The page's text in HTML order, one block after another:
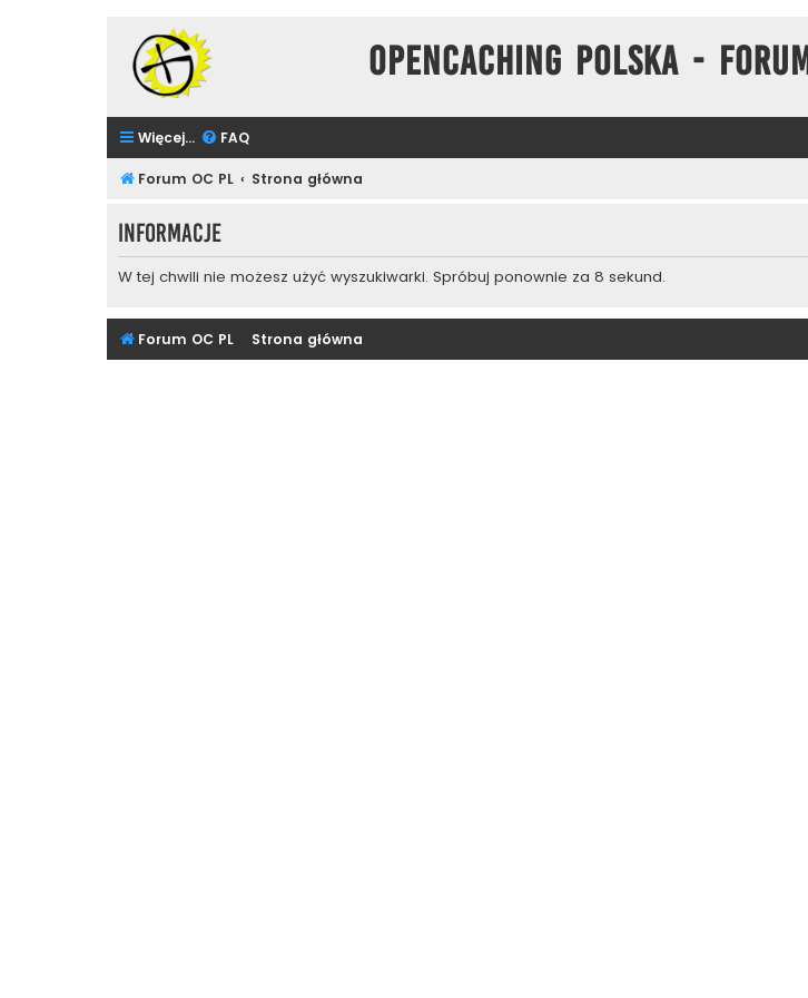
Opencaching Polska - Forum
Więcej… FAQ
Forum OC PL Strona główna
Informacje
W tej chwili nie możesz użyć wyszukiwarki. Spróbuj ponownie za 8 sekund.
Forum OC PL Strona główna